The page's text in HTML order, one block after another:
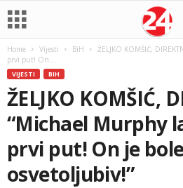
Home Vijesti BiH
ŽELJKO KOMŠIĆ,
prvi put! On...
VIJESTI BIH
ŽELJKO KOMŠIĆ,
“Michael Murphy
prvi put! On je
osvetoljubiv!”